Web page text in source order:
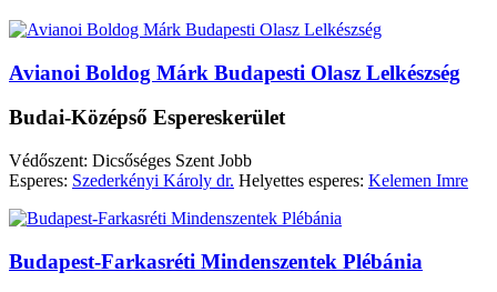
Avianoi Boldog Márk Budapesti Olasz Lelkészség
Budai-Középső Espereskerület
Védőszent: Dicsőséges Szent Jobb
Esperes: Szederkényi Károly dr. Helyettes esperes: Kelemen Imre
Budapest-Farkasréti Mindenszentek Plébánia